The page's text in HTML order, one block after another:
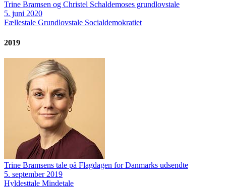
Trine Bramsen og Christel Schaldemoses grundlovstale
5. juni 2020
Fællestale Grundlovstale Socialdemokratiet
2019
Trine Bramsens tale på Flagdagen for Danmarks udsendte
5. september 2019
Hyldesttale Mindetale